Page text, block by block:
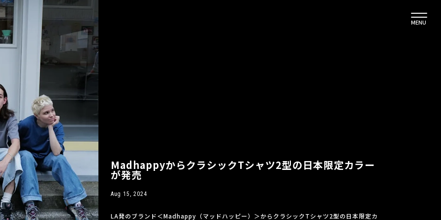
MENU
MadhappyからクラシックTシャツ2型の日本限定カラー
が発売
Aug 15, 2024
LA発のブランド＜Madhappy（マッドハッピー）＞からクラシックTシャツ2型の日本限定カ